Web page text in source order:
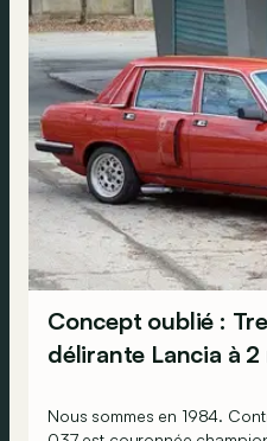
Concept oublié :
délirante Lancia à
Nous sommes en 1984.